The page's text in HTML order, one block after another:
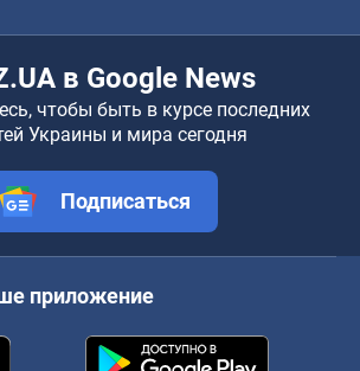
в Google News
чтобы быть в курсе последних
Украины и мира сегодня
Подписаться
приложение